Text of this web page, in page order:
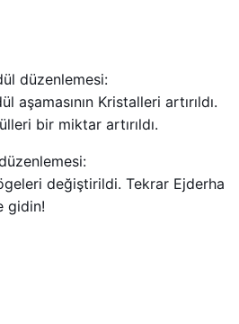
düzenlemesi:
aşamasının Kristalleri artırıldı.
bir miktar artırıldı.
değiştirildi. Tekrar Ejderha
gidin!